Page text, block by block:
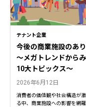
テナント企業
今後の商業施設のあ
〜メガトレンドから
10大トピックス〜
2026年6月12日
消費者の価値観や社会構造が
る中、商業施設への影響を網